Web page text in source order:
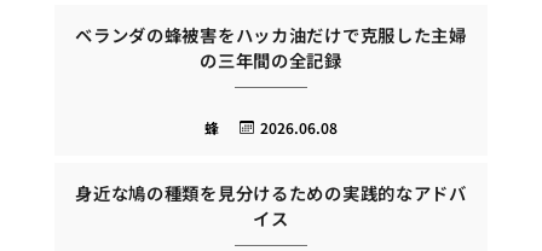
ベランダの蜂被害をハッカ油だけで克服した主婦
の三年間の全記録
2026.06.08
蜂
身近な鳩の種類を見分けるための実践的なアドバ
イス